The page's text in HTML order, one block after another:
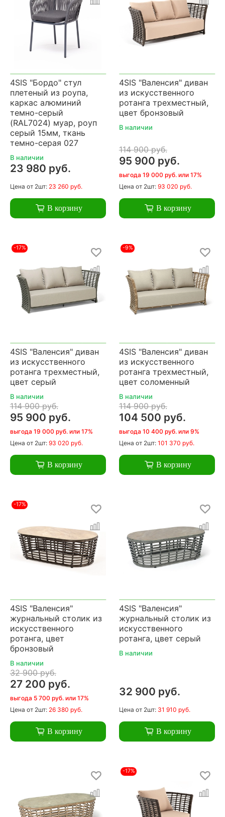
4SIS "Бордо" стул
плетеный из роупа,
каркас алюминий
темно-серый
(RAL7024) муар, роуп
серый 15мм, ткань
темно-серая 027
В наличии
23 980 руб.
Цена от 2шт: 23 260 руб.
В корзину
4SIS "Валенсия" диван
из искусственного
ротанга трехместный,
цвет бронзовый
В наличии
114 900 руб.
95 900 руб.
выгода 19 000 руб. или 17%
Цена от 2шт: 93 020 руб.
В корзину
-17%
4SIS "Валенсия" диван
из искусственного
ротанга трехместный,
цвет серый
В наличии
114 900 руб.
95 900 руб.
выгода 19 000 руб. или 17%
Цена от 2шт: 93 020 руб.
В корзину
-9%
4SIS "Валенсия" диван
из искусственного
ротанга трехместный,
цвет соломенный
В наличии
114 900 руб.
104 500 руб.
выгода 10 400 руб. или 9%
Цена от 2шт: 101 370 руб.
В корзину
-17%
4SIS "Валенсия"
журнальный столик из
искусственного
ротанга, цвет
бронзовый
В наличии
32 900 руб.
27 200 руб.
выгода 5 700 руб. или 17%
Цена от 2шт: 26 380 руб.
В корзину
4SIS "Валенсия"
журнальный столик из
искусственного
ротанга, цвет серый
В наличии
32 900 руб.
Цена от 2шт: 31 910 руб.
В корзину
-17%